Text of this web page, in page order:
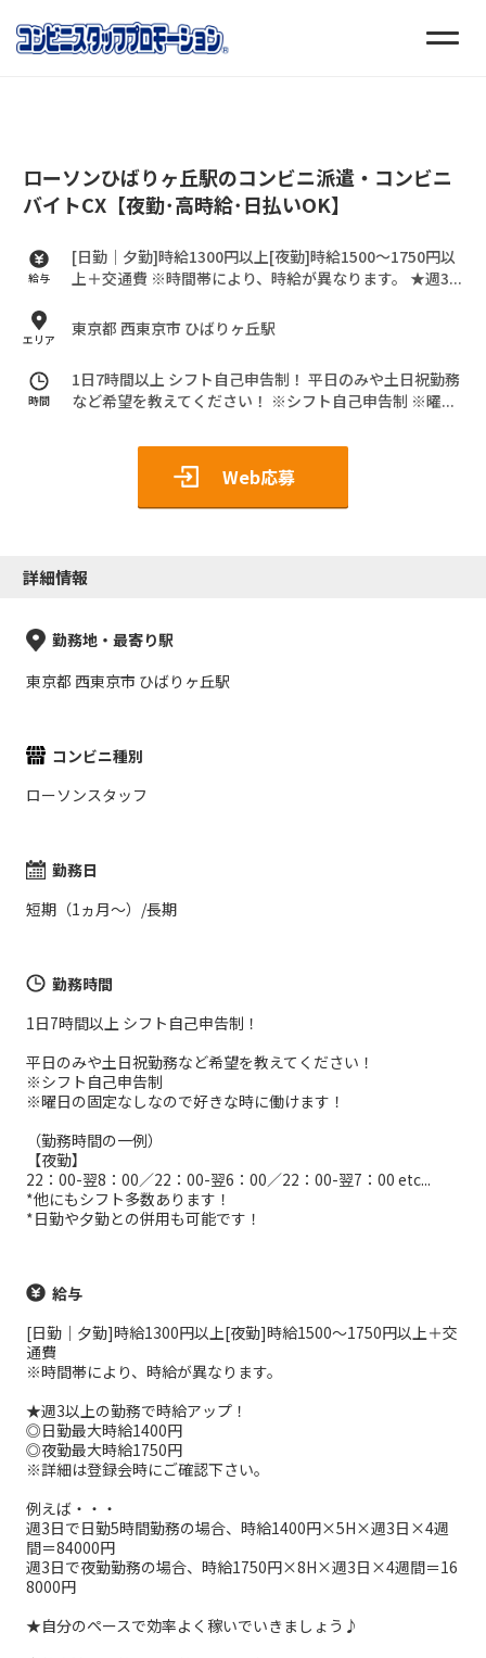
ローソンひばりヶ丘駅のコンビニ派遣・コンビニ
バイトCX【夜勤･高時給･日払いOK】
給与
[日勤｜夕勤]時給1300円以上[夜勤]時給1500～1750円以
上＋交通費 ※時間帯により、時給が異なります。 ★週3...
エリア 東京都 西東京市 ひばりヶ丘駅
時間
1日7時間以上 シフト自己申告制！ 平日のみや土日祝勤務
など希望を教えてください！ ※シフト自己申告制 ※曜...
Web応募
詳細情報
勤務地・最寄り駅
東京都 西東京市 ひばりヶ丘駅
コンビニ種別
ローソンスタッフ
勤務日
短期（1ヵ月～）/長期
勤務時間
1日7時間以上 シフト自己申告制！
平日のみや土日祝勤務など希望を教えてください！
※シフト自己申告制
※曜日の固定なしなので好きな時に働けます！
（勤務時間の一例）
【夜勤】
22：00-翌8：00／22：00-翌6：00／22：00-翌7：00 etc...
*他にもシフト多数あります！
*日勤や夕勤との併用も可能です！
給与
[日勤｜夕勤]時給1300円以上[夜勤]時給1500～1750円以上＋交
通費
※時間帯により、時給が異なります。
★週3以上の勤務で時給アップ！
◎日勤最大時給1400円
◎夜勤最大時給1750円
※詳細は登録会時にご確認下さい。
例えば・・・
週3日で日勤5時間勤務の場合、時給1400円×5H×週3日×4週
間＝84000円
週3日で夜勤勤務の場合、時給1750円×8H×週3日×4週間＝16
8000円
★自分のペースで効率よく稼いでいきましょう♪